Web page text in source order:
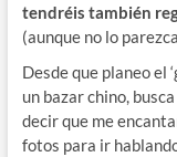
tendréis también
(aunque no lo
Desde que planeo el
un bazar chino,
decir que me
fotos para ir